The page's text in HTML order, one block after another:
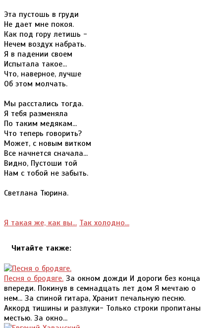
Эта пустошь в груди
Не дает мне покоя.
Как под гору летишь -
Нечем воздух набрать.
Я в падении своем
Испытала такое...
Что, наверное, лучше
Об этом молчать.
Мы расстались тогда.
Я тебя разменяла
По таким медякам...
Что теперь говорить?
Может, с новым витком
Все начнется сначала...
Видно, Пустоши той
Нам с тобой не забыть.
Светлана Тюрина.
Я такая же, как вы... Так холодно...
Читайте также:
Песня о бродяге. За окном дожди И дороги без конца
впереди. Покинув в семнадцать лет дом Я мечтаю о
нем... За спиной гитара, Хранит печальную песню.
Аккорд тишины и разлуки- Только строки пропитаны
местью. За окно...